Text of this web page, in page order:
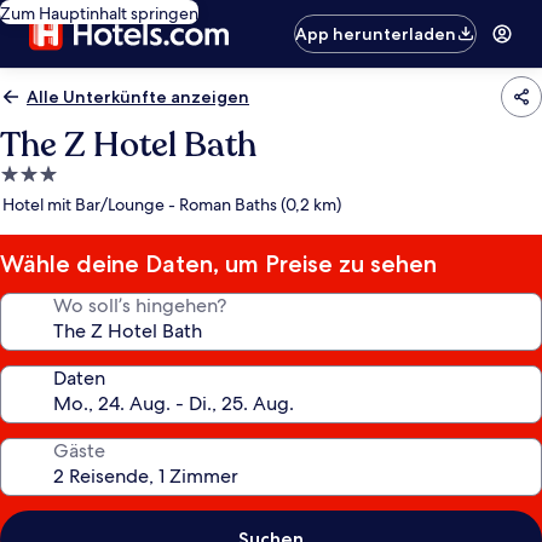
Zum Hauptinhalt springen
App herunterladen
Alle Unterkünfte anzeigen
The Z Hotel Bath
3.0-
Sterne-
Hotel mit Bar/Lounge - Roman Baths (0,2 km)
Wähle deine Daten, um Preise zu sehen
Wo soll’s hingehen?
Daten
Gäste